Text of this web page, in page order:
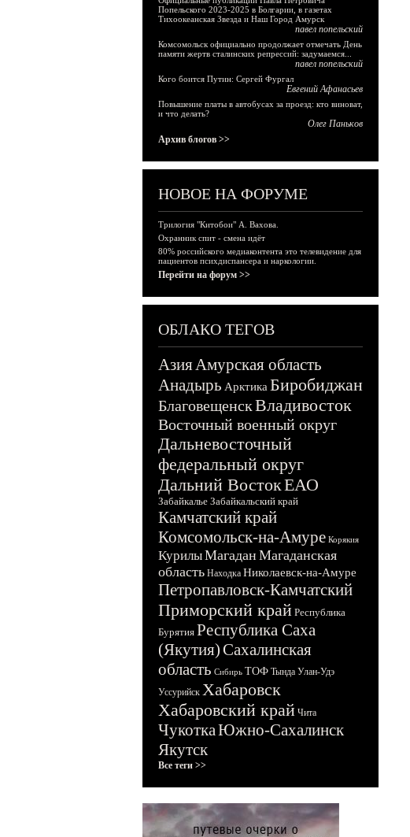
Попельского 2023-2025 в Болгарии, в газетах
Тихоокеанская Звезда и Наш Город Амурск
павел попельский
Комсомольск официально продолжает отмечать День
памяти жертв сталинских репрессий: задумаемся...
павел попельский
Кого боится Путин: Сергей Фургал
Евгений Афанасьев
Повышение платы в автобусах за проезд: кто виноват,
и что делать?
Олег Паньков
Архив блогов >>
НОВОЕ НА ФОРУМЕ
Трилогия "Китобои" А. Вахова.
Охранник спит - смена идёт
80% российского медиаконтента это телевидение для
пациентов психдиспансера и наркологии.
Перейти на форум >>
ОБЛАКО ТЕГОВ
АзияАмурская область
Анадырь Арктика Биробиджан
БлаговещенскВладивосток
Восточный военный округ
Дальневосточный
федеральный округ
Дальний ВостокЕАО
Забайкалье Забайкальский край
Камчатский край
Комсомольск-на-Амуре Корякия
КурилыМагадан Магаданская
область Находка Николаевск-на-Амуре
Петропавловск-Камчатский
Приморский край Республика
Бурятия Республика Саха
(Якутия)Сахалинская
область Сибирь ТОФ Тында Улан-Удэ
Уссурийск Хабаровск
Хабаровский край Чита
ЧукоткаЮжно-Сахалинск
Якутск
Все теги >>